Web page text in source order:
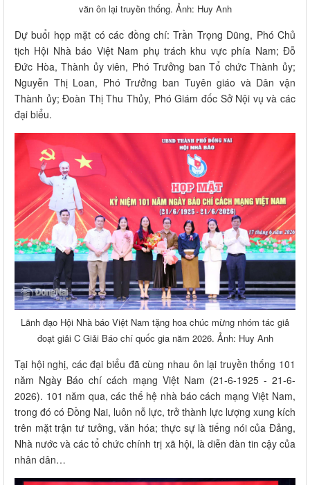
văn ôn lại truyền thống. Ảnh: Huy Anh
Dự buổi họp mặt có các đồng chí: Trần Trọng Dũng, Phó Chủ
tịch Hội Nhà báo Việt Nam phụ trách khu vực phía Nam; Đỗ
Đức Hòa, Thành ủy viên, Phó Trưởng ban Tổ chức Thành ủy;
Nguyễn Thị Loan, Phó Trưởng ban Tuyên giáo và Dân vận
Thành ủy; Đoàn Thị Thu Thủy, Phó Giám đốc Sở Nội vụ và các
đại biểu.
Lãnh đạo Hội Nhà báo Việt Nam tặng hoa chúc mừng nhóm tác giả
đoạt giải C Giải Báo chí quốc gia năm 2026. Ảnh: Huy Anh
Tại hội nghị, các đại biểu đã cùng nhau ôn lại truyền thống 101
năm Ngày Báo chí cách mạng Việt Nam (21-6-1925 - 21-6-
2026). 101 năm qua, các thế hệ nhà báo cách mạng Việt Nam,
trong đó có Đồng Nai, luôn nỗ lực, trở thành lực lượng xung kích
trên mặt trận tư tưởng, văn hóa; thực sự là tiếng nói của Đảng,
Nhà nước và các tổ chức chính trị xã hội, là diễn đàn tin cậy của
nhân dân…